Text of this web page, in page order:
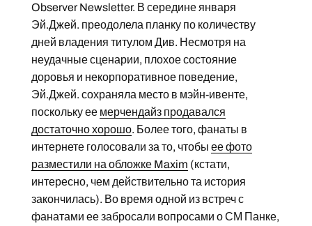
Observer Newsletter. В середине января
Эй.Джей. преодолела планку по количеству
дней владения титулом Див. Несмотря на
неудачные сценарии, плохое состояние
доровья и некорпоративное поведение,
Эй.Джей. сохраняла место в мэйн-ивенте,
поскольку ее мерчендайз продавался
достаточно хорошо. Более того, фанаты в
интернете голосовали за то, чтобы ее фото
разместили на обложке Maxim (кстати,
интересно, чем действительно та история
закончилась). Во время одной из встреч с
фанатами ее забросали вопросами о СМ Панке,